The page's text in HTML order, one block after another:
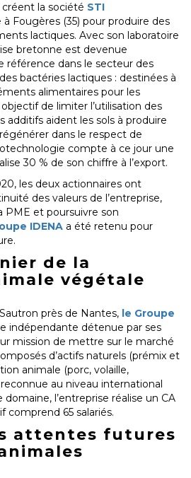
créent la société STI
à Fougères (35) pour produire des
lactiques. Avec son laboratoire
bretonne est devenue
référence dans le secteur des
bactéries lactiques : destinées à
alimentaires pour les
de limiter l’utilisation des
additifs aident les sols à produire
dans le respect de
compte à ce jour une
30 % de son chiffre à l’export.
les deux actionnaires ont
des valeurs de l’entreprise,
PME et poursuivre son
IDENA a été retenu pour
de la
végétale
près de Nantes, le Groupe
indépendante détenue par ses
mission de mettre sur le marché
d’actifs naturels (prémix et
animale (porc, volaille,
au niveau international
l’entreprise réalise un CA
65 salariés.
attentes futures